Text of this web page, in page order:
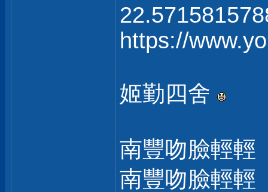
https://
姬勤四舍
南豐吻臉輕
南豐吻臉輕